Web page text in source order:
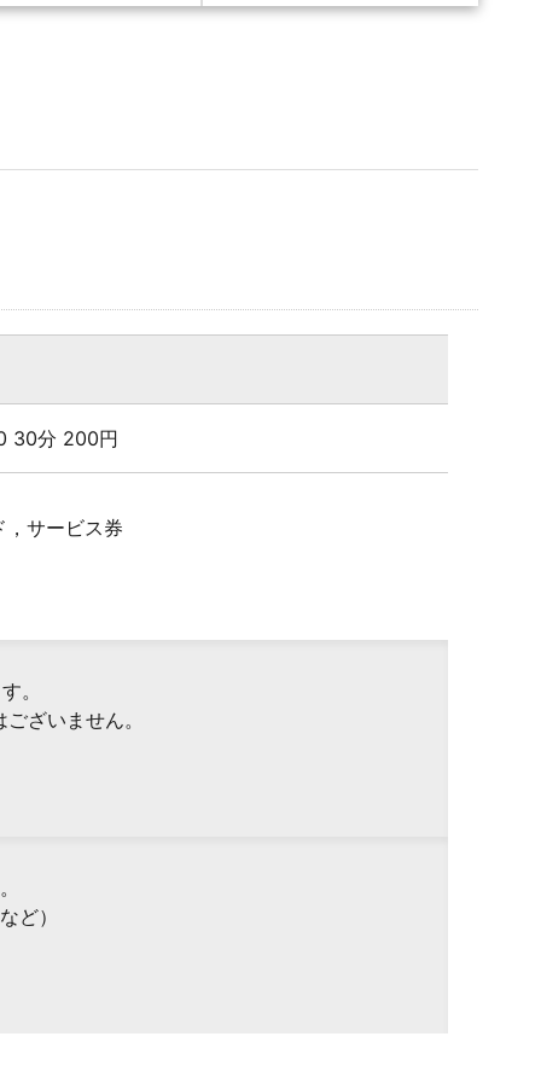
30分 200円
サービス券
。
ざいません。
ど）